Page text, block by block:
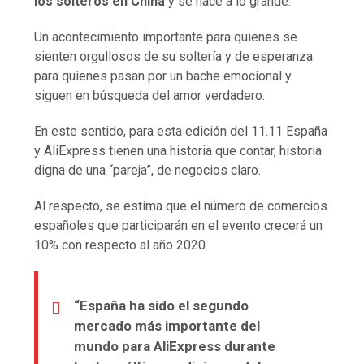
Un acontecimiento importante para quienes se
sienten orgullosos de su soltería y de esperanza
para quienes pasan por un bache emocional y
siguen en búsqueda del amor verdadero.
En este sentido, para esta edición del 11.11 España
y AliExpress tienen una historia que contar, historia
digna de una “pareja”, de negocios claro.
Al respecto, se estima que el número de comercios
españoles que participarán en el evento crecerá un
10% con respecto al año 2020.
“España ha sido el segundo
mercado más importante del
mundo para AliExpress durante